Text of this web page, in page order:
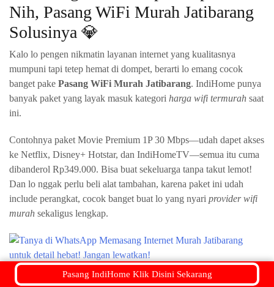
Nih, Pasang WiFi Murah Jatibarang
Solusinya 💎
Kalo lo pengen nikmatin layanan internet yang kualitasnya
mumpuni tapi tetep hemat di dompet, berarti lo emang cocok
banget pake Pasang WiFi Murah Jatibarang. IndiHome punya
banyak paket yang layak masuk kategori harga wifi termurah saat
ini.
Contohnya paket Movie Premium 1P 30 Mbps—udah dapet akses
ke Netflix, Disney+ Hotstar, dan IndiHomeTV—semua itu cuma
dibanderol Rp349.000. Bisa buat sekeluarga tanpa takut lemot!
Dan lo nggak perlu beli alat tambahan, karena paket ini udah
include perangkat, cocok banget buat lo yang nyari provider wifi
murah sekaligus lengkap.
Pasang IndiHome Klik Disini Sekarang